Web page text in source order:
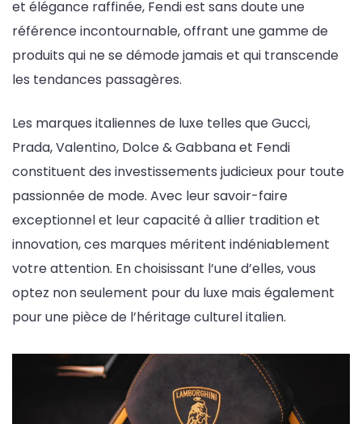
et élégance raffinée, Fendi est sans doute une
référence incontournable, offrant une gamme de
produits qui ne se démode jamais et qui transcende
les tendances passagères.
Les marques italiennes de luxe telles que Gucci,
Prada, Valentino, Dolce & Gabbana et Fendi
constituent des investissements judicieux pour toute
passionnée de mode. Avec leur savoir-faire
exceptionnel et leur capacité à allier tradition et
innovation, ces marques méritent indéniablement
votre attention. En choisissant l’une d’elles, vous
optez non seulement pour du luxe mais également
pour une pièce de l’héritage culturel italien.